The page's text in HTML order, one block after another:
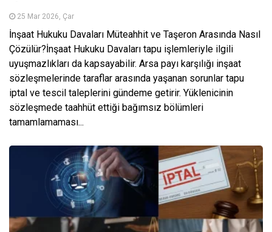
25 Mar 2026, Çar
İnşaat Hukuku Davaları Müteahhit ve Taşeron Arasında Nasıl
Çözülür?İnşaat Hukuku Davaları tapu işlemleriyle ilgili
uyuşmazlıkları da kapsayabilir. Arsa payı karşılığı inşaat
sözleşmelerinde taraflar arasında yaşanan sorunlar tapu
iptal ve tescil taleplerini gündeme getirir. Yüklenicinin
sözleşmede taahhüt ettiği bağımsız bölümleri
tamamlamaması...